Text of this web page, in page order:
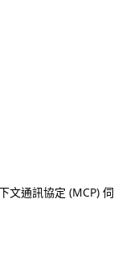
文通訊協定 (MCP) 伺